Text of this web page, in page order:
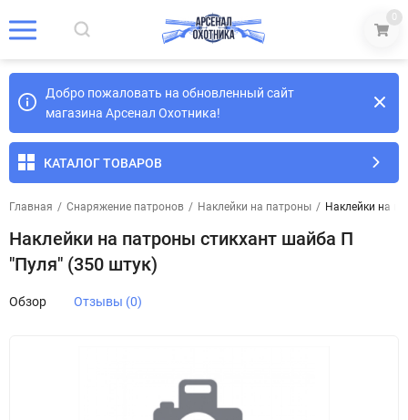
0
Добро пожаловать на обновленный сайт
магазина Арсенал Охотника!
КАТАЛОГ ТОВАРОВ
Главная / Снаряжение патронов / Наклейки на патроны / Наклейки на
Наклейки на патроны стикхант шайба П
"Пуля" (350 штук)
Обзор Отзывы (0)